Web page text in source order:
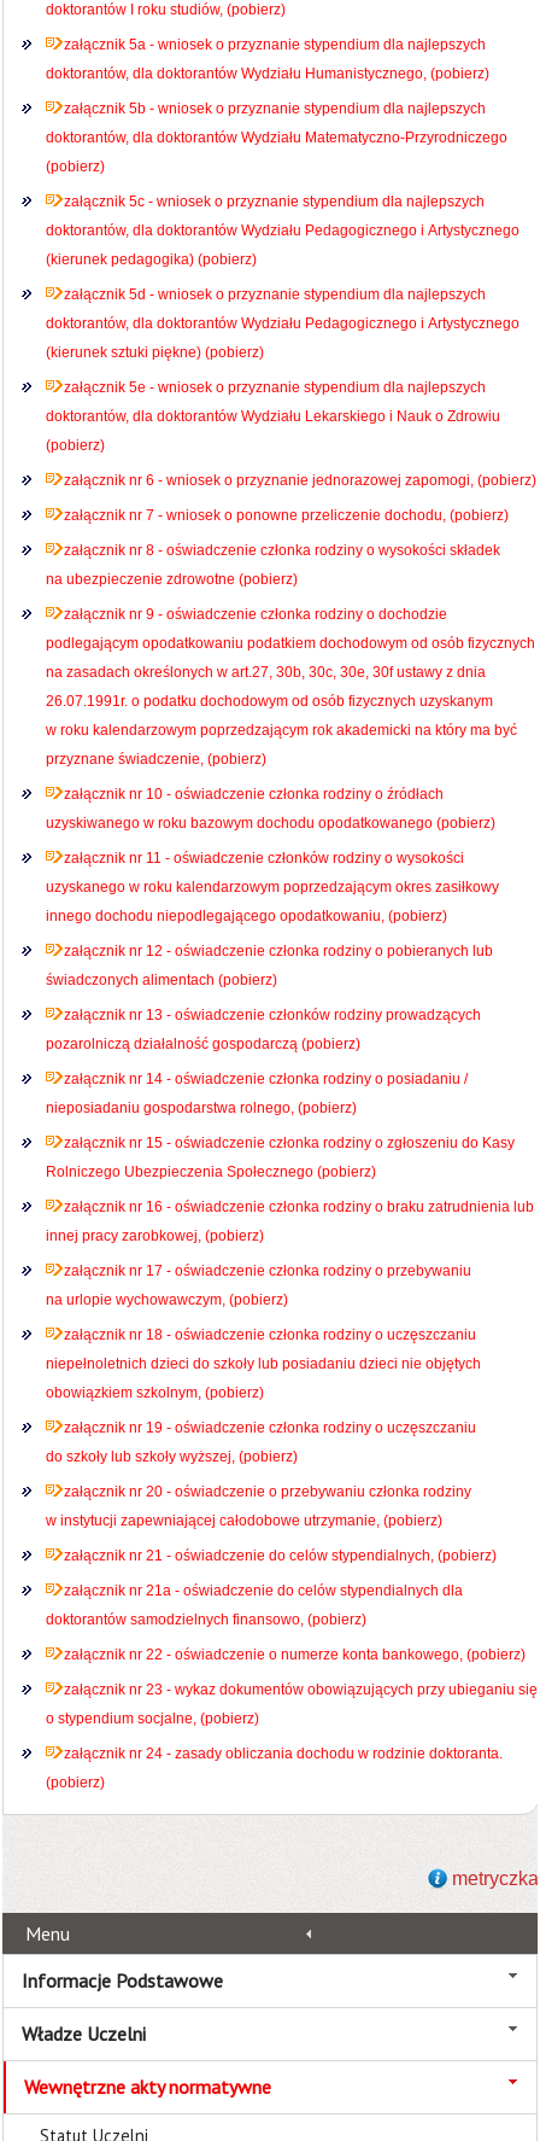
doktorantów I roku studiów, (pobierz)
załącznik 5a - wniosek o przyznanie stypendium dla najlepszych
doktorantów, dla doktorantów Wydziału Humanistycznego, (pobierz)
załącznik 5b - wniosek o przyznanie stypendium dla najlepszych
doktorantów, dla doktorantów Wydziału Matematyczno-Przyrodniczego
(pobierz)
załącznik 5c - wniosek o przyznanie stypendium dla najlepszych
doktorantów, dla doktorantów Wydziału Pedagogicznego i Artystycznego
(kierunek pedagogika) (pobierz)
załącznik 5d - wniosek o przyznanie stypendium dla najlepszych
doktorantów, dla doktorantów Wydziału Pedagogicznego i Artystycznego
(kierunek sztuki piękne) (pobierz)
załącznik 5e - wniosek o przyznanie stypendium dla najlepszych
doktorantów, dla doktorantów Wydziału Lekarskiego i Nauk o Zdrowiu
(pobierz)
załącznik nr 6 - wniosek o przyznanie jednorazowej zapomogi, (pobierz)
załącznik nr 7 - wniosek o ponowne przeliczenie dochodu, (pobierz)
załącznik nr 8 - oświadczenie członka rodziny o wysokości składek
na ubezpieczenie zdrowotne (pobierz)
załącznik nr 9 - oświadczenie członka rodziny o dochodzie
podlegającym opodatkowaniu podatkiem dochodowym od osób fizycznych
na zasadach określonych w art.27, 30b, 30c, 30e, 30f ustawy z dnia
26.07.1991r. o podatku dochodowym od osób fizycznych uzyskanym
w roku kalendarzowym poprzedzającym rok akademicki na który ma być
przyznane świadczenie, (pobierz)
załącznik nr 10 - oświadczenie członka rodziny o źródłach
uzyskiwanego w roku bazowym dochodu opodatkowanego (pobierz)
załącznik nr 11 - oświadczenie członków rodziny o wysokości
uzyskanego w roku kalendarzowym poprzedzającym okres zasiłkowy
innego dochodu niepodlegającego opodatkowaniu, (pobierz)
załącznik nr 12 - oświadczenie członka rodziny o pobieranych lub
świadczonych alimentach (pobierz)
załącznik nr 13 - oświadczenie członków rodziny prowadzących
pozarolniczą działalność gospodarczą (pobierz)
załącznik nr 14 - oświadczenie członka rodziny o posiadaniu /
nieposiadaniu gospodarstwa rolnego, (pobierz)
załącznik nr 15 - oświadczenie członka rodziny o zgłoszeniu do Kasy
Rolniczego Ubezpieczenia Społecznego (pobierz)
załącznik nr 16 - oświadczenie członka rodziny o braku zatrudnienia lub
innej pracy zarobkowej, (pobierz)
załącznik nr 17 - oświadczenie członka rodziny o przebywaniu
na urlopie wychowawczym, (pobierz)
załącznik nr 18 - oświadczenie członka rodziny o uczęszczaniu
niepełnoletnich dzieci do szkoły lub posiadaniu dzieci nie objętych
obowiązkiem szkolnym, (pobierz)
załącznik nr 19 - oświadczenie członka rodziny o uczęszczaniu
do szkoły lub szkoły wyższej, (pobierz)
załącznik nr 20 - oświadczenie o przebywaniu członka rodziny
w instytucji zapewniającej całodobowe utrzymanie, (pobierz)
załącznik nr 21 - oświadczenie do celów stypendialnych, (pobierz)
załącznik nr 21a - oświadczenie do celów stypendialnych dla
doktorantów samodzielnych finansowo, (pobierz)
załącznik nr 22 - oświadczenie o numerze konta bankowego, (pobierz)
załącznik nr 23 - wykaz dokumentów obowiązujących przy ubieganiu się
o stypendium socjalne, (pobierz)
załącznik nr 24 - zasady obliczania dochodu w rodzinie doktoranta.
(pobierz)
metryczka
Menu
Informacje Podstawowe
Władze Uczelni
Wewnętrzne akty normatywne
Statut Uczelni